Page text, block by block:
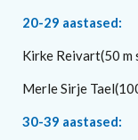
20-29 aastased:
Kirke Reivart(50 m
Merle Sirje
30-39 aastased: